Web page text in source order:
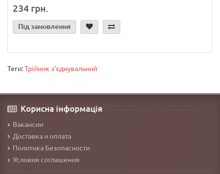
234 грн.
Під замовлення
Теги:Трійник з'єднувальний
Корисна інформація
Вакансии
Доставка и оплата
Политика Безопасности
Условия соглашения